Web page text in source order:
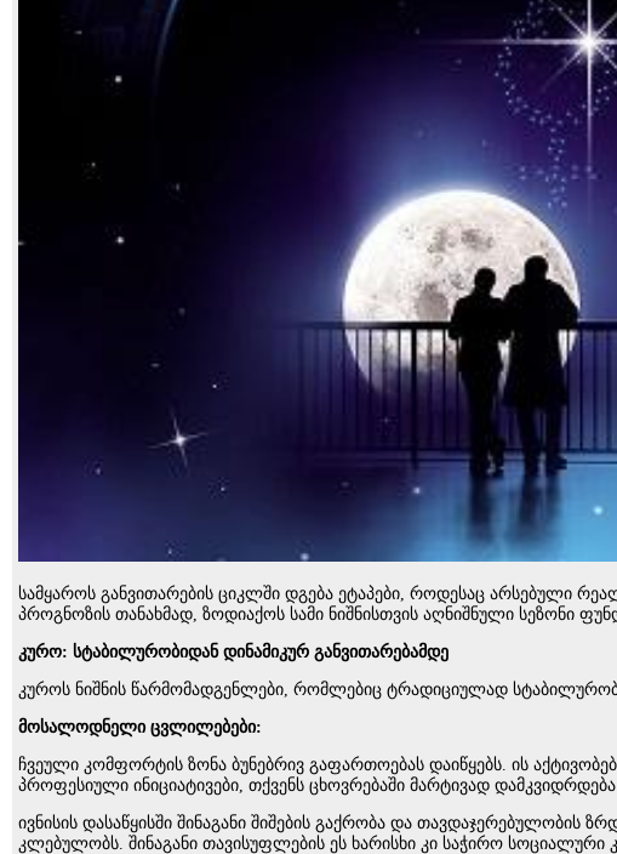
სამყაროს განვითარების ციკლში დგება ეტაპები, როდესაც არსებული
პროგნოზის თანახმად, ზოდიაქოს სამი ნიშნისთვის აღნიშნული სეზონი
კურო: სტაბილურობიდან დინამიკურ განვითარებამდე
კუროს ნიშნის წარმომადგენლები, რომლებიც ტრადიციულად
მოსალოდნელი ცვლილებები:
ჩვეული კომფორტის ზონა ბუნებრივ გაფართოებას დაიწყებს. ის
პროფესიული ინიციატივები, თქვენს ცხოვრებაში მარტივად დამკვიდრდება.
ივნისის დასაწყისში შინაგანი შიშების გაქრობა და
კლებულობს. შინაგანი თავისუფლების ეს ხარისხი კი საჭირო სოციალური